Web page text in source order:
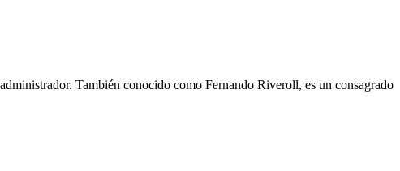
También conocido como Fernando Riveroll, es un consagrado